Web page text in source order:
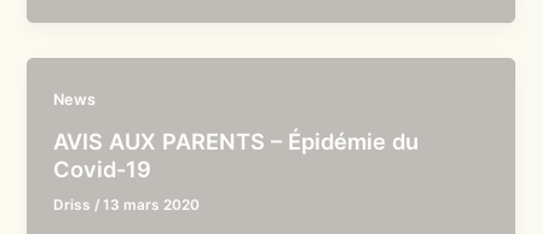
News
AVIS AUX PARENTS – Épidémie du
Covid-19
Driss /13 mars 2020